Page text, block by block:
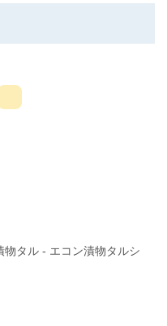
タル - エコン漬物タルシ